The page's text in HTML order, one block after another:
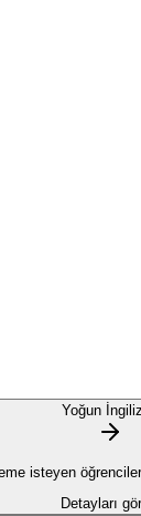
Yoğun
isteyen
Detayları